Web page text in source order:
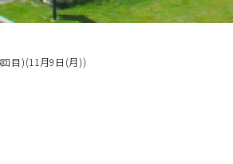
回目)(11月9日(月))